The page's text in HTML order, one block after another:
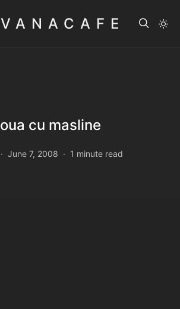
cu masline
June 7, 2008 1 minute read